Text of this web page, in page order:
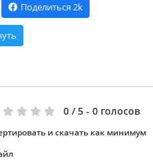
Поделиться 2k
0 / 5 - 0 голосов
и скачать как минимум